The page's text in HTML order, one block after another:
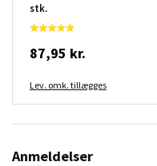
stk.
87,95 kr.
Lev. omk. tillægges
Anmeldelser